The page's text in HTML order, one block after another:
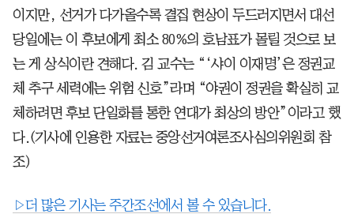
이지만, 선거가 다가올수록 결집 현상이 두드러지면서 대선
당일에는 이 후보에게 최소 80%의 호남표가 몰릴 것으로 보
는 게 상식이란 견해다. 김 교수는 “‘샤이 이재명’은 정권교
체 추구 세력에는 위험 신호”라며 “야권이 정권을 확실히 교
체하려면 후보 단일화를 통한 연대가 최상의 방안”이라고 했
다.(기사에 인용한 자료는 중앙선거여론조사심의위원회 참
조)
▷더 많은 기사는 주간조선에서 볼 수 있습니다.